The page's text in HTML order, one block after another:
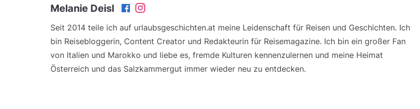
Melanie Deisl
Seit 2014 teile ich auf urlaubsgeschichten.at meine Leidenschaft für Reisen und Geschichten. Ich
bin Reisebloggerin, Content Creator und Redakteurin für Reisemagazine. Ich bin ein großer Fan
von Italien und Marokko und liebe es, fremde Kulturen kennenzulernen und meine Heimat
Österreich und das Salzkammergut immer wieder neu zu entdecken.